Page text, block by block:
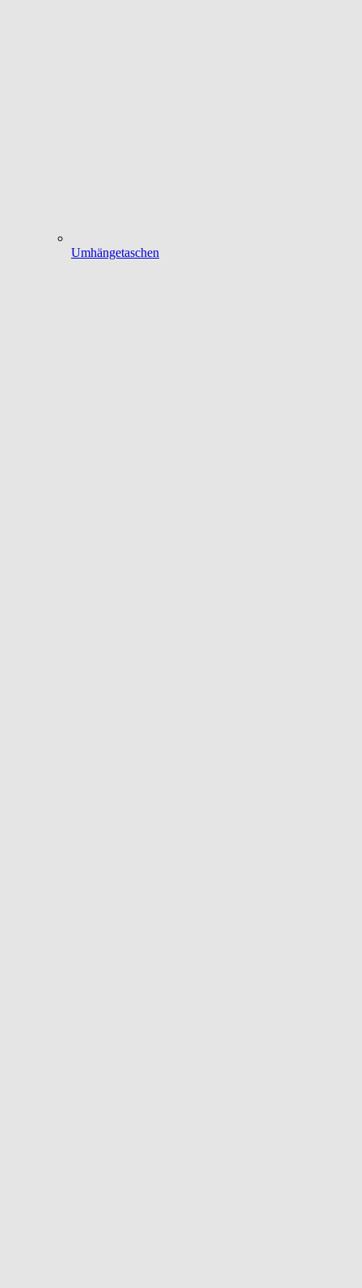
Umhängetaschen